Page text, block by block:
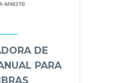
DE
PARA